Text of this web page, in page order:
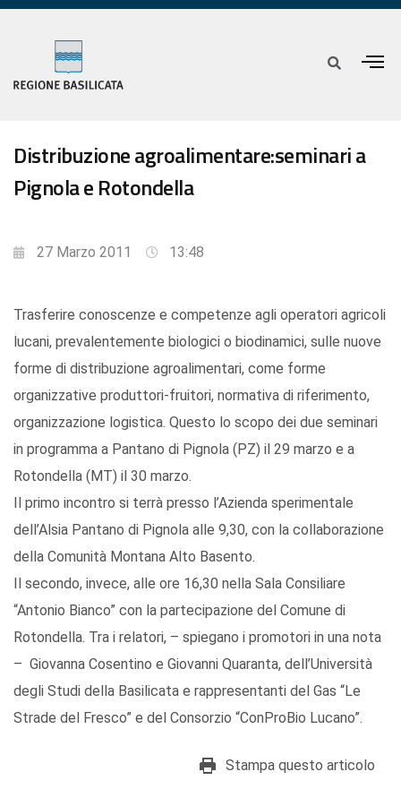
Distribuzione agroalimentare:seminari a
Pignola e Rotondella
27 Marzo 2011 13:48
Trasferire conoscenze e competenze agli operatori agricoli
lucani, prevalentemente biologici o biodinamici, sulle nuove
forme di distribuzione agroalimentari, come forme
organizzative produttori-fruitori, normativa di riferimento,
organizzazione logistica. Questo lo scopo dei due seminari
in programma a Pantano di Pignola (PZ) il 29 marzo e a
Rotondella (MT) il 30 marzo.
Il primo incontro si terrà presso l’Azienda sperimentale
dell’Alsia Pantano di Pignola alle 9,30, con la collaborazione
della Comunità Montana Alto Basento.
Il secondo, invece, alle ore 16,30 nella Sala Consiliare
“Antonio Bianco” con la partecipazione del Comune di
Rotondella. Tra i relatori, – spiegano i promotori in una nota
– Giovanna Cosentino e Giovanni Quaranta, dell’Università
degli Studi della Basilicata e rappresentanti del Gas “Le
Strade del Fresco” e del Consorzio “ConProBio Lucano”.
Stampa questo articolo